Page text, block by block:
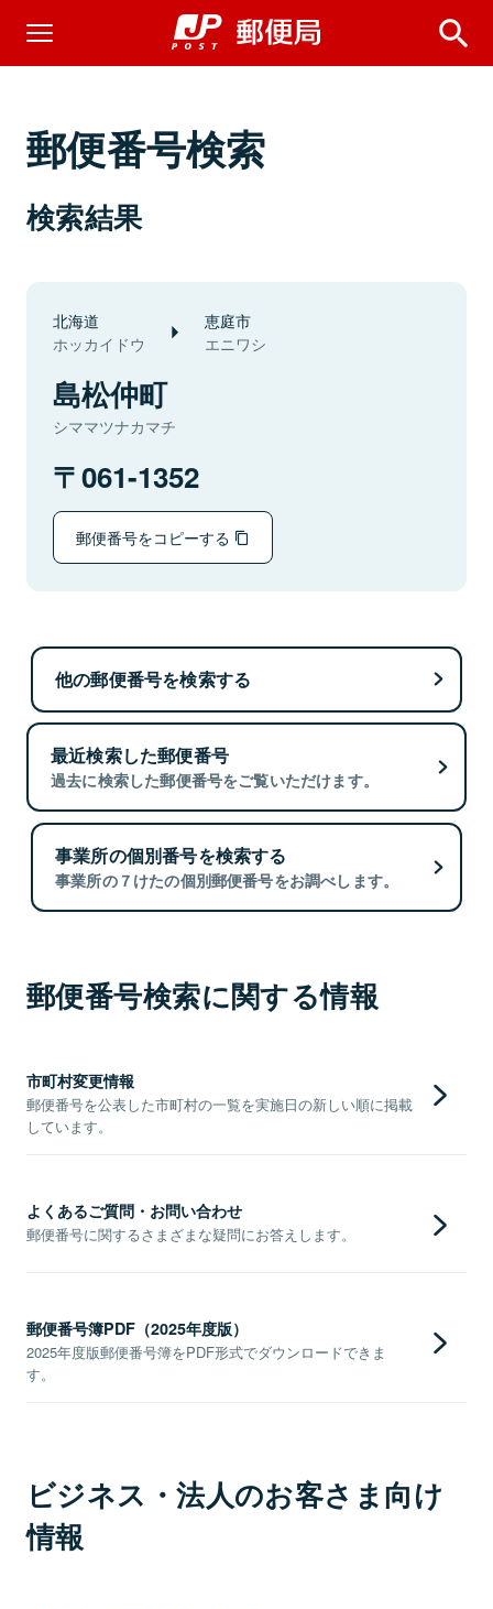
郵便番号検索
検索結果
北海道
ホッカイドウ
恵庭市
エニワシ
島松仲町
シママツナカマチ
061-1352
郵便番号をコピーする
他の郵便番号を検索する
最近検索した郵便番号
過去に検索した郵便番号をご覧いただけます。
事業所の個別番号を検索する
事業所の７けたの個別郵便番号をお調べします。
郵便番号検索に関する情報
市町村変更情報
郵便番号を公表した市町村の一覧を実施日の新しい順に掲載
しています。
よくあるご質問・お問い合わせ
郵便番号に関するさまざまな疑問にお答えします。
郵便番号簿PDF（2025年度版）
2025年度版郵便番号簿をPDF形式でダウンロードできま
す。
ビジネス・法人のお客さま向け
情報